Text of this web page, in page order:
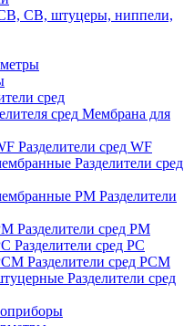
СВ, штуцеры, ниппели,
сред
Мембрана для
Разделители сред WF
Разделители сред
Разделители
Разделители сред РМ
Разделители сред РС
Разделители сред РСМ
Разделители сред